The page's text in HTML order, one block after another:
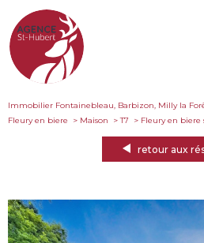
Immobilier Fontainebleau, Barbizon, Milly la
Fleury en biere
Maison T7 fleury en
retour aux